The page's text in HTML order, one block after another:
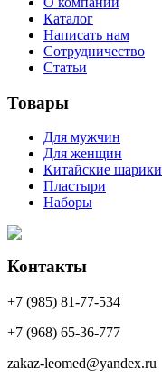
Каталог
Написать нам
Сотрудничество
Статьи
Товары
Для мужчин
Для женщин
Китайские шарики
Пластыри
Наборы
Контакты
+7 (985) 81-77-534
+7 (968) 65-36-777
zakaz-leomed@yandex.ru